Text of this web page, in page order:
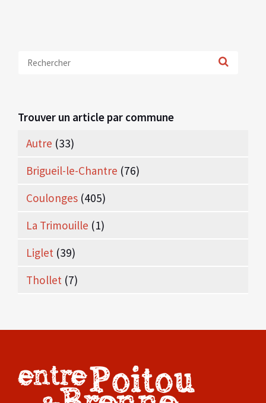
Trouver un article par commune
Autre (33)
Brigueil-le-Chantre (76)
Coulonges (405)
La Trimouille (1)
Liglet (39)
Thollet (7)